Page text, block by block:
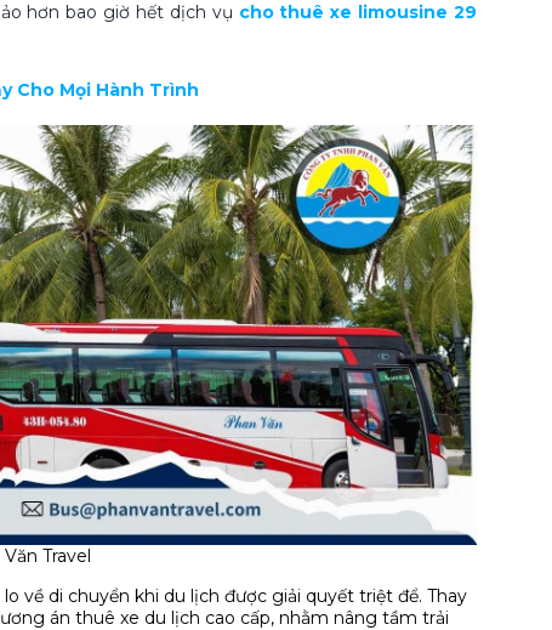
hơn bao giờ hết dịch vụ cho thuê xe limousine 29
Cho Mọi Hành Trình
Travel
về di chuyển khi du lịch được giải quyết triệt để. Thay
án thuê xe du lịch cao cấp, nhằm nâng tầm trải